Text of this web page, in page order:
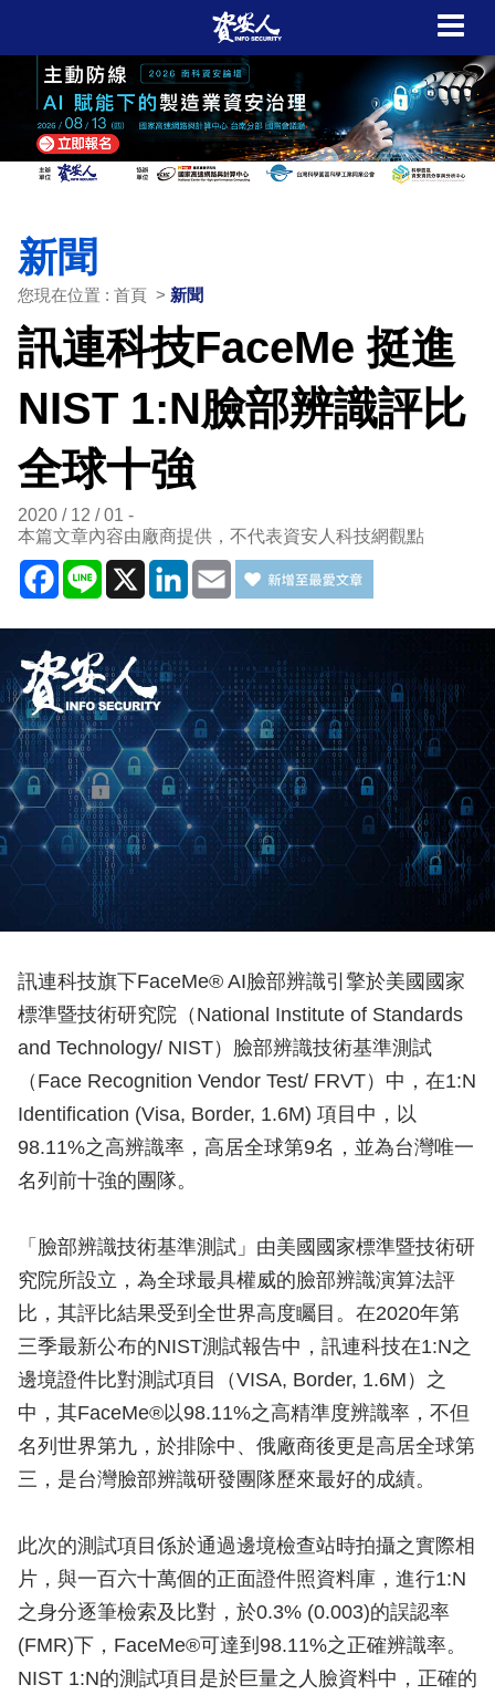
新聞
您現在位置 : 首頁 > 新聞
訊連科技FaceMe 挺進
NIST 1:N臉部辨識評比
全球十強
2020 / 12 / 01
本篇文章內容由廠商提供，不代表資安人科技網觀點
Facebook
Line X LinkedIn
Email
訊連科技旗下FaceMe® AI臉部辨識引擎於美國國家
標準暨技術研究院（National Institute of Standards
and Technology/ NIST）臉部辨識技術基準測試
（Face Recognition Vendor Test/ FRVT）中，在1:N
Identification (Visa, Border, 1.6M) 項目中，以
98.11%之高辨識率，高居全球第9名，並為台灣唯一
名列前十強的團隊。
「臉部辨識技術基準測試」由美國國家標準暨技術研
究院所設立，為全球最具權威的臉部辨識演算法評
比，其評比結果受到全世界高度矚目。在2020年第
三季最新公布的NIST測試報告中，訊連科技在1:N之
邊境證件比對測試項目（VISA, Border, 1.6M）之
中，其FaceMe®以98.11%之高精準度辨識率，不但
名列世界第九，於排除中、俄廠商後更是高居全球第
三，是台灣臉部辨識研發團隊歷來最好的成績。
此次的測試項目係於通過邊境檢查站時拍攝之實際相
片，與一百六十萬個的正面證件照資料庫，進行1:N
之身分逐筆檢索及比對，於0.3% (0.003)的誤認率
(FMR)下，FaceMe®可達到98.11%之正確辨識率。
NIST 1:N的測試項目是於巨量之人臉資料中，正確的